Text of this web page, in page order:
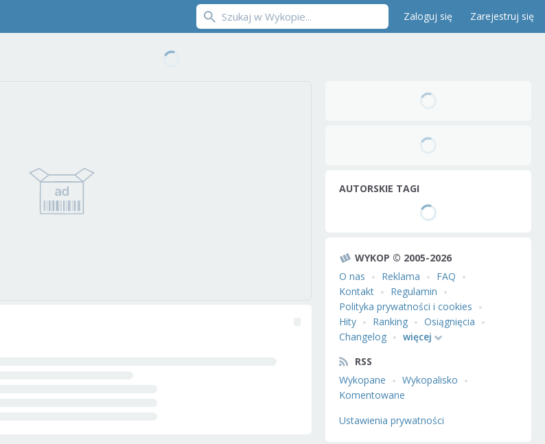
Zaloguj się Zarejestruj się
AUTORSKIE TAGI
WYKOP © 2005-2026
O nas
Reklama
FAQ
Kontakt
Regulamin
Polityka prywatności i cookies
Hity
Ranking
Osiągnięcia
Changelog
więcej
RSS
Wykopane
Wykopalisko
Komentowane
Ustawienia prywatności